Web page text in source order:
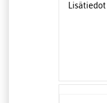
Lisätiedot